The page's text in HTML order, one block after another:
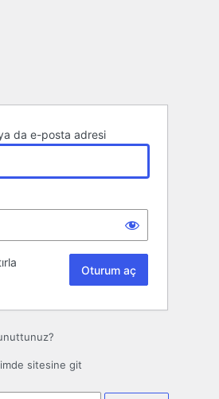
ya da e-posta adresi
unuttunuz?
sitesine git